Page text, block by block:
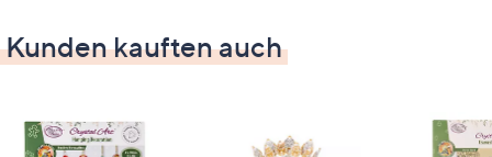
Ablageschale
(passend zum Nachlegen)
Wachsplättchen für den Stift
Kunden kauften auch